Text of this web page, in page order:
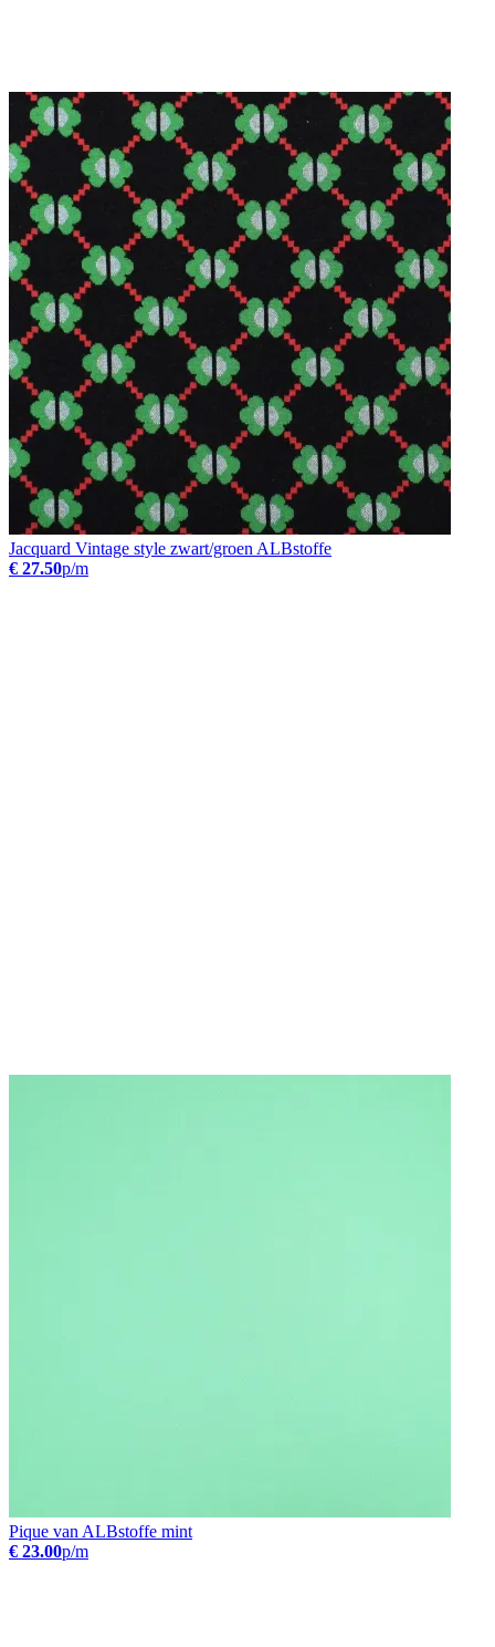
Jacquard Vintage style zwart/groen ALBstoffe
€ 27.50p/m
Pique van ALBstoffe mint
€ 23.00p/m